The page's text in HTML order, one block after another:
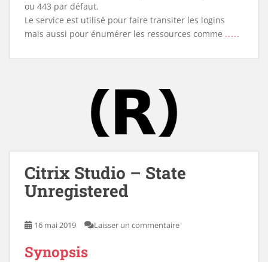
ou 443 par défaut.
Le service est utilisé pour faire transiter les logins
mais aussi pour énumérer les ressources comme .....
Citrix Studio – State
Unregistered
16 mai 2019 Laisser un commentaire
Synopsis